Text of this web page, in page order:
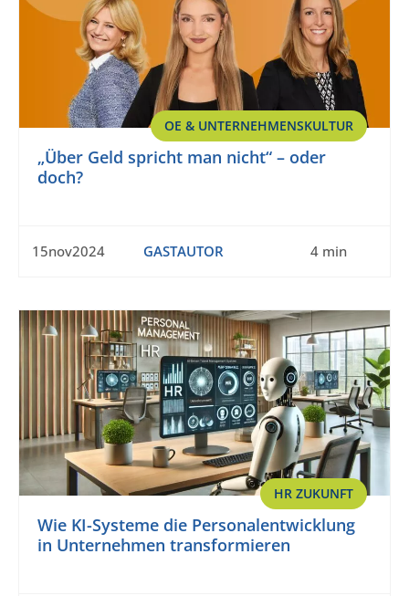
OE & UNTERNEHMENSKULTUR
„Über Geld spricht man nicht“ – oder
doch?
15nov2024 GASTAUTOR 4 min
HR ZUKUNFT
Wie KI-Systeme die Personalentwicklung
in Unternehmen transformieren